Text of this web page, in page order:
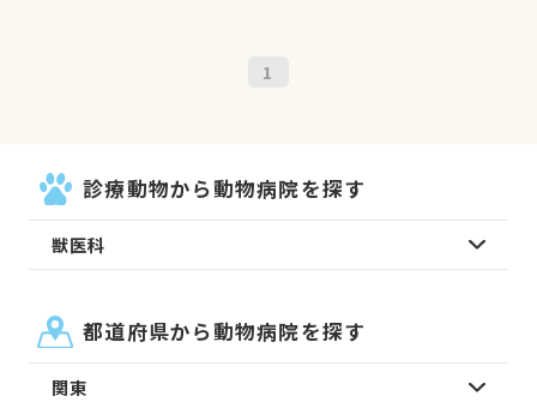
1
診療動物から動物病院を探す
獣医科
都道府県から動物病院を探す
関東